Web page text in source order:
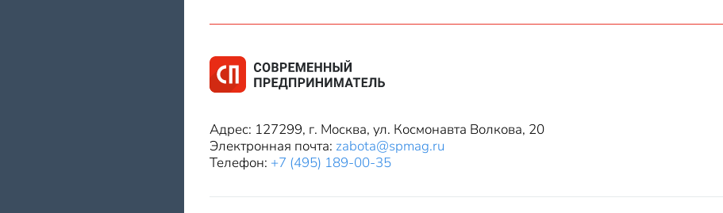
Адрес: 127299, г. Москва, ул. Космонавта Волкова, 20
Электронная почта: zabota@spmag.ru
Телефон: +7 (495) 189-00-35